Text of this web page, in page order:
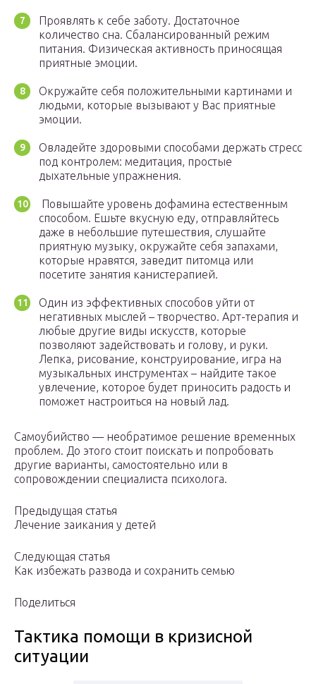
Проявлять к себе заботу. Достаточное
количество сна. Сбалансированный режим
питания. Физическая активность приносящая
приятные эмоции.
Окружайте себя положительными картинами и
людьми, которые вызывают у Вас приятные
эмоции.
Овладейте здоровыми способами держать стресс
под контролем: медитация, простые
дыхательные упражнения.
Повышайте уровень дофамина естественным
способом. Ешьте вкусную еду, отправляйтесь
даже в небольшие путешествия, слушайте
приятную музыку, окружайте себя запахами,
которые нравятся, заведит питомца или
посетите занятия канистерапией.
Один из эффективных способов уйти от
негативных мыслей – творчество. Арт-терапия и
любые другие виды искусств, которые
позволяют задействовать и голову, и руки.
Лепка, рисование, конструирование, игра на
музыкальных инструментах – найдите такое
увлечение, которое будет приносить радость и
поможет настроиться на новый лад.
Самоубийство — необратимое решение временных
проблем. До этого стоит поискать и попробовать
другие варианты, самостоятельно или в
сопровождении специалиста психолога.
Предыдущая статья
Лечение заикания у детей
Следующая статья
Как избежать развода и сохранить семью
Поделиться
Тактика помощи в кризисной
ситуации